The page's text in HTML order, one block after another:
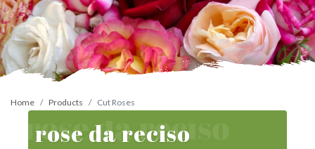
Home Products Cut Roses
rose da reciso